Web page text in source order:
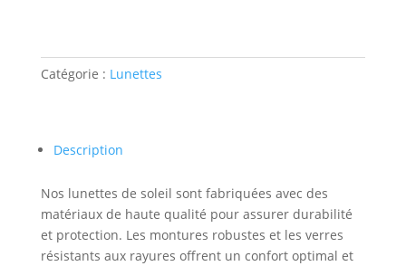
Catégorie : Lunettes
Description
Nos lunettes de soleil sont fabriquées avec des
matériaux de haute qualité pour assurer durabilité
et protection. Les montures robustes et les verres
résistants aux rayures offrent un confort optimal et